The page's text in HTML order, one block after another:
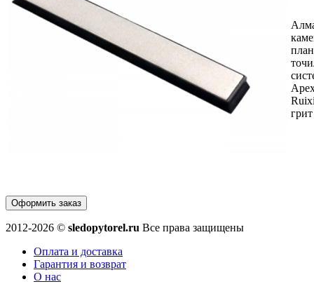
грит
Оформить заказ
2012-2026 © sledopytorel.ru Все права защищены
Оплата и доставка
Гарантия и возврат
О нас